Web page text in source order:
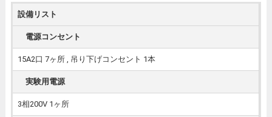
設備リスト
電源コンセント
15A2口 7ヶ所 , 吊り下げコンセント 1本
実験用電源
3相200V 1ヶ所